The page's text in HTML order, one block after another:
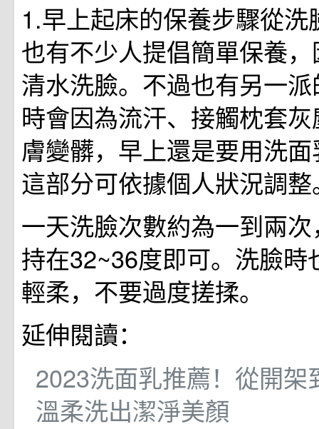
1.早上起床的保養步驟從洗
也有不少人提倡簡單保養
清水洗臉。不過也有另一
時會因為流汗、接觸枕套
膚變髒，早上還是要用洗
這部分可依據個人狀況調整
一天洗臉次數約為一到兩
持在32~36度即可。洗臉時
輕柔，不要過度搓揉。
延伸閱讀：
2023洗面乳推薦！從開架
溫柔洗出潔淨美顏